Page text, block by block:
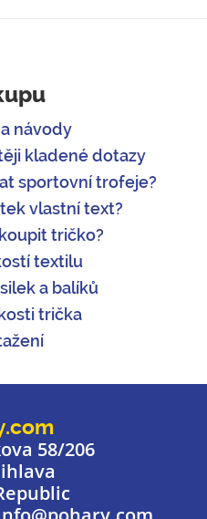
návody
kladené dotazy
sportovní trofeje?
vlastní text?
tričko?
textilu
a balíků
trička
58/206